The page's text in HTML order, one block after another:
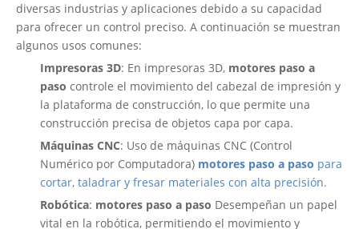
diversas industrias y aplicaciones debido a su capacidad
para ofrecer un control preciso. A continuación se muestran
algunos usos comunes:
Impresoras 3D: En impresoras 3D, motores paso a
paso controle el movimiento del cabezal de impresión y
la plataforma de construcción, lo que permite una
construcción precisa de objetos capa por capa.
Máquinas CNC: Uso de máquinas CNC (Control
Numérico por Computadora) motores paso a paso para
cortar, taladrar y fresar materiales con alta precisión.
Robótica: motores paso a paso Desempeñan un papel
vital en la robótica, permitiendo el movimiento y